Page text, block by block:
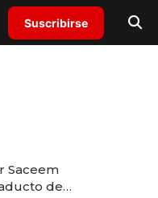
Suscribirse
Saceem
de